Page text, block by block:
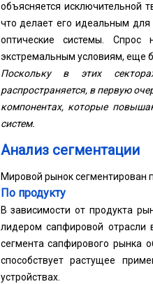
объясняется исключительной
что делает его идеальным
оптические системы. Спрос
экстремальным условиям, еще
Поскольку в этих
распространяется, в первую
компонентах, которые
систем.
Анализ сегментации
Мировой рынок сегментирован
По продукту
В зависимости от продукта
лидером сапфировой
сегмента сапфирового рынка
способствует растущее
устройствах.